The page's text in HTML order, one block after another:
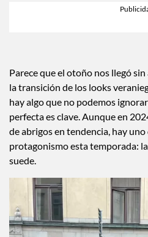
Parece que el otoño nos llegó sin
la transición de los looks
hay algo que no podemos
perfecta es clave. Aunque en
de abrigos en tendencia, hay uno
protagonismo esta temporada: